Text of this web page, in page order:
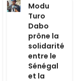
Modu
Turo
Dabo
prône la
solidarité
entre le
Sénégal
et la